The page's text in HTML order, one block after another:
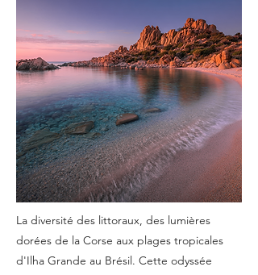
La diversité des littoraux, des lumières
dorées de la Corse aux plages tropicales
d'Ilha Grande au Brésil. Cette odyssée